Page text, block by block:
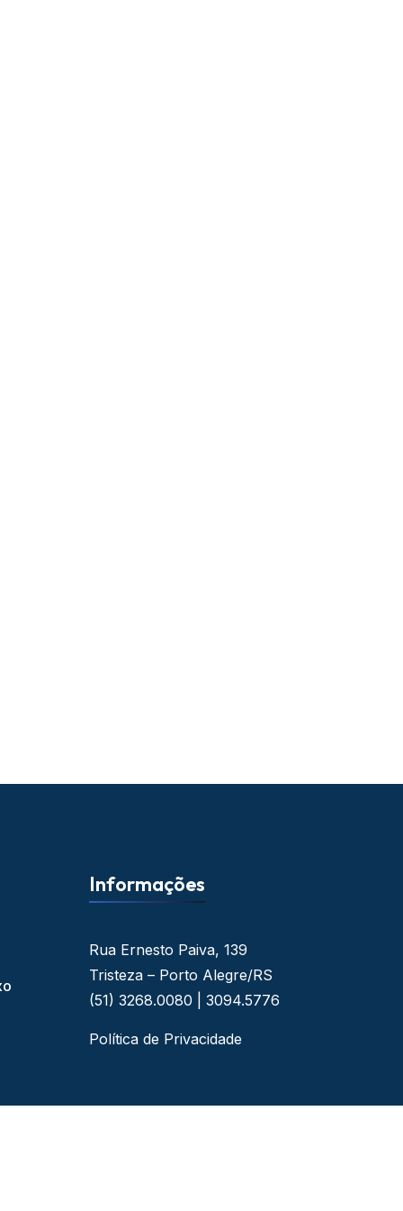
Informações
Rua Ernesto Paiva, 139
Tristeza – Porto Alegre/RS
(51) 3268.0080 | 3094.5776
Política de Privacidade